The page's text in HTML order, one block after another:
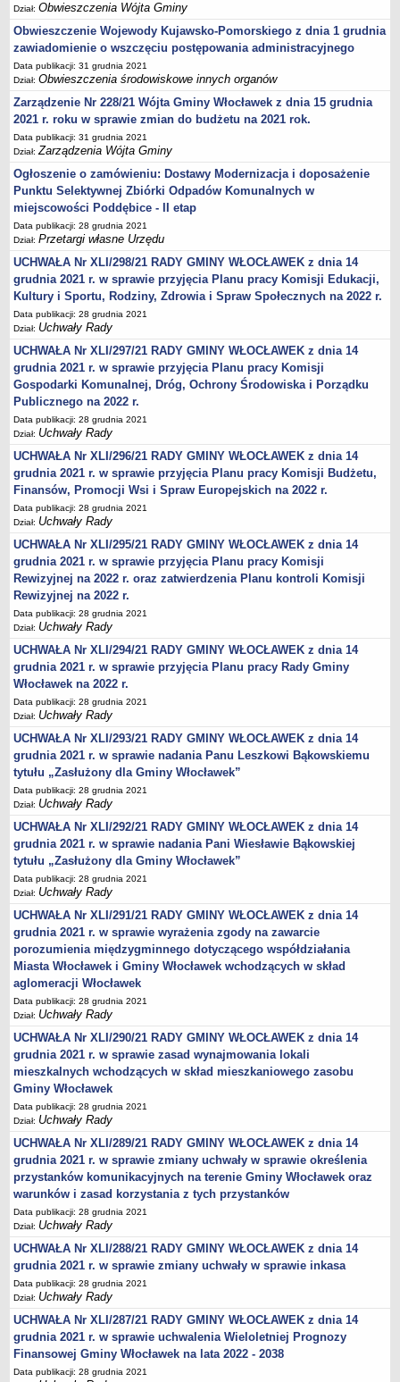
Zamówienia publiczne do kwoty 30 tyś. euro
Plan postępowań o udzielenie zamówień w 2022 r.
Plan postępowań o udzielenie zamówień w 2021 r.
Plan postępowań o udzielenie zamówień w 2020 r.
Plan postępowań o udzielenie zamówień w 2019 r.
Plan postępowań o udzielenie zamówień w 2018 r.
Plan postępowań o udzielenie zamówień w 2017 r.
OCHRONA ŚRODOWISKA
Karty Informacyjne
Obwieszczenia środowiskowe
Obwieszczenia środowiskowe innych organów
Ogłoszenia środowiskowe
Postanowienia środowiskowe
Postanowienia środowiskowe innych organów
Archiwum 2008-2010
Rejestr działalności regulowanej
Miejscowy Plan Zagospodarowania Przestrzennego
Program Ochrony Środowiska
Plan Gospodarki Odpadami
Analiza Gospodarki Odpadami
PORADNIK INTERESANTA
Obsługa osób doświadczonych trwałymi lub okresowymi
trudnościami w komunikowaniu się (słabosłyszących i
głuchoniemych)
Jak załatwić sprawę
Informacje nieudostępnione
Wniosek o udostępnienie informacji publicznej
Strategia rozwoju
Zagospodarowanie przestrzenne
Program opieki nad zabytkami
Według roczników
DZIAŁ WYBORCZY
Wybory Prezydenckie 28 czerwca 2020
Wybory Prezydenckie 2020
Wybory do Sejmu i do Senatu 2019
Wybory posłów do Parlamentu Europejskiego 2019
Wybory Samorządowe 2018 r.
Wybory ławników na kadencję 2020 – 2023
DZIAŁ OGŁOSZEŃ
Roczny Program Współpracy Gminy Włocławek z organizacjami
pozarządowymi - Konsultacje
Nowe statuty sołectw - Konsultacje
Konsultacje 2020 - zmiana granic
Nieodpłatna pomoc prawna
Obwieszczenia Wójta Gminy
Obwieszczenia Wojewody
Obwieszczenia innych organów
Obwieszczenia o sprzedaży
Informacje i Ogłoszenia
Ogłoszenia dot. nieruchomości
Sprawozdania Wójta Gminy
Zawiadomienia
Nabór pracowników
Konkursy - gminne jednostki organizacyjne
Rejestry
Petycje kierowane do Rady Gminy
Petycje kierowane do Wójta Gminy
Raporty o stanie Gminy
Petycje
Spis Rolny 2020
Dostępność cyfrowa strony podmiotowej BIP
Dział:Obwieszczenia Wójta Gminy
Obwieszczenie Wojewody Kujawsko-Pomorskiego z dnia 1 grudnia
zawiadomienie o wszczęciu postępowania administracyjnego
Data publikacji: 31 grudnia 2021
Dział:Obwieszczenia środowiskowe innych organów
Zarządzenie Nr 228/21 Wójta Gminy Włocławek z dnia 15 grudnia
2021 r. roku w sprawie zmian do budżetu na 2021 rok.
Data publikacji: 31 grudnia 2021
Dział:Zarządzenia Wójta Gminy
Ogłoszenie o zamówieniu: Dostawy Modernizacja i doposażenie
Punktu Selektywnej Zbiórki Odpadów Komunalnych w
miejscowości Poddębice - II etap
Data publikacji: 28 grudnia 2021
Dział:Przetargi własne Urzędu
UCHWAŁA Nr XLI/298/21 RADY GMINY WŁOCŁAWEK z dnia 14
grudnia 2021 r. w sprawie przyjęcia Planu pracy Komisji Edukacji,
Kultury i Sportu, Rodziny, Zdrowia i Spraw Społecznych na 2022 r.
Data publikacji: 28 grudnia 2021
Dział: Uchwały Rady
UCHWAŁA Nr XLI/297/21 RADY GMINY WŁOCŁAWEK z dnia 14
grudnia 2021 r. w sprawie przyjęcia Planu pracy Komisji
Gospodarki Komunalnej, Dróg, Ochrony Środowiska i Porządku
Publicznego na 2022 r.
Data publikacji: 28 grudnia 2021
Dział: Uchwały Rady
UCHWAŁA Nr XLI/296/21 RADY GMINY WŁOCŁAWEK z dnia 14
grudnia 2021 r. w sprawie przyjęcia Planu pracy Komisji Budżetu,
Finansów, Promocji Wsi i Spraw Europejskich na 2022 r.
Data publikacji: 28 grudnia 2021
Dział: Uchwały Rady
UCHWAŁA Nr XLI/295/21 RADY GMINY WŁOCŁAWEK z dnia 14
grudnia 2021 r. w sprawie przyjęcia Planu pracy Komisji
Rewizyjnej na 2022 r. oraz zatwierdzenia Planu kontroli Komisji
Rewizyjnej na 2022 r.
Data publikacji: 28 grudnia 2021
Dział: Uchwały Rady
UCHWAŁA Nr XLI/294/21 RADY GMINY WŁOCŁAWEK z dnia 14
grudnia 2021 r. w sprawie przyjęcia Planu pracy Rady Gminy
Włocławek na 2022 r.
Data publikacji: 28 grudnia 2021
Dział: Uchwały Rady
UCHWAŁA Nr XLI/293/21 RADY GMINY WŁOCŁAWEK z dnia 14
grudnia 2021 r. w sprawie nadania Panu Leszkowi Bąkowskiemu
tytułu „Zasłużony dla Gminy Włocławek”
Data publikacji: 28 grudnia 2021
Dział: Uchwały Rady
UCHWAŁA Nr XLI/292/21 RADY GMINY WŁOCŁAWEK z dnia 14
grudnia 2021 r. w sprawie nadania Pani Wiesławie Bąkowskiej
tytułu „Zasłużony dla Gminy Włocławek”
Data publikacji: 28 grudnia 2021
Dział: Uchwały Rady
UCHWAŁA Nr XLI/291/21 RADY GMINY WŁOCŁAWEK z dnia 14
grudnia 2021 r. w sprawie wyrażenia zgody na zawarcie
porozumienia międzygminnego dotyczącego współdziałania
Miasta Włocławek i Gminy Włocławek wchodzących w skład
aglomeracji Włocławek
Data publikacji: 28 grudnia 2021
Dział: Uchwały Rady
UCHWAŁA Nr XLI/290/21 RADY GMINY WŁOCŁAWEK z dnia 14
grudnia 2021 r. w sprawie zasad wynajmowania lokali
mieszkalnych wchodzących w skład mieszkaniowego zasobu
Gminy Włocławek
Data publikacji: 28 grudnia 2021
Dział: Uchwały Rady
UCHWAŁA Nr XLI/289/21 RADY GMINY WŁOCŁAWEK z dnia 14
grudnia 2021 r. w sprawie zmiany uchwały w sprawie określenia
przystanków komunikacyjnych na terenie Gminy Włocławek oraz
warunków i zasad korzystania z tych przystanków
Data publikacji: 28 grudnia 2021
Dział: Uchwały Rady
UCHWAŁA Nr XLI/288/21 RADY GMINY WŁOCŁAWEK z dnia 14
grudnia 2021 r. w sprawie zmiany uchwały w sprawie inkasa
Data publikacji: 28 grudnia 2021
Dział: Uchwały Rady
UCHWAŁA Nr XLI/287/21 RADY GMINY WŁOCŁAWEK z dnia 14
grudnia 2021 r. w sprawie uchwalenia Wieloletniej Prognozy
Finansowej Gminy Włocławek na lata 2022 - 2038
Data publikacji: 28 grudnia 2021